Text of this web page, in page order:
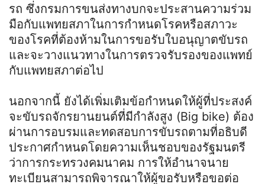
รถ ซึ่งกรมการขนส่งทางบกจะประสานความร่วม
มือกับแพทยสภาในการกำหนดโรคหรือสภาวะ
ของโรคที่ต้องห้ามในการขอรับใบอนุญาตขับรถ
และจะวางแนวทางในการตรวจรับรองของแพทย์
กับแพทยสภาต่อไป
นอกจากนี้ ยังได้เพิ่มเติมข้อกำหนดให้ผู้ที่ประสงค์
จะขับรถจักรยานยนต์ที่มีกำลังสูง (Big bike) ต้อง
ผ่านการอบรมและทดสอบการขับรถตามที่อธิบดี
ประกาศกำหนดโดยความเห็นชอบของรัฐมนตรี
ว่าการกระทรวงคมนาคม การให้อำนาจนาย
ทะเบียนสามารถพิจารณาให้ผู้ขอรับหรือขอต่อ